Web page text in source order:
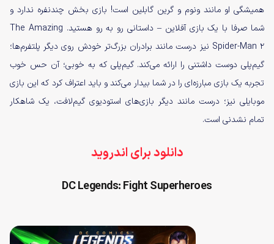
همیشگی او مانند ونوم و گرین گابلین است! بازی بخش چندنفره ندارد و
شما صرفا با یک بازی آفلاین – داستانی رو به رو هستید. The Amazing
Spider-Man 2 نیز درست مانند برادران بزرگ‌تر خودش روی دیگر پلتفرم‌ها؛
گیم‌پلی دوست داشتنی را ارائه می‌کند. گیم‌پلی که به خوبی؛ آن حس خوب
تجربه یک بازی مبارزه‌ای را در شما بیدار می‌کند و باید اعتراف کرد که این بازی
موبایلی نیز؛ درست مانند دیگر بازی‌های استودیوی گیم‌لافت، یک شاهکار
تمام نشدنی است.
دانلود برای اندروید
DC Legends: Fight Superheroes